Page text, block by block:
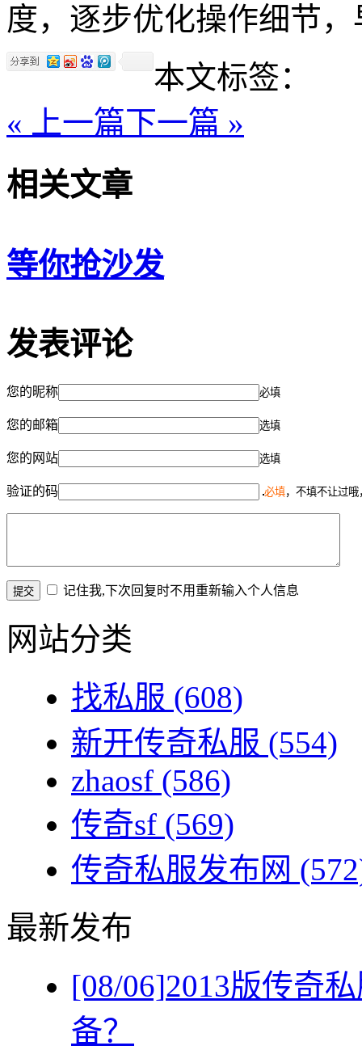
度，逐步优化操作细节
本文标签：
« 上一篇下一篇 »
相关文章
等你抢沙发
发表评论
您的昵称 必填
您的邮箱 选填
您的网站 选填
验证的码 必填，不填不让过
记住我,下次回复时不用重新输入个人信息
网站分类
找私服 (608)
新开传奇私服 (554)
zhaosf (586)
传奇sf (569)
传奇私服发布网
最新发布
[08/06]2013版传奇
备？